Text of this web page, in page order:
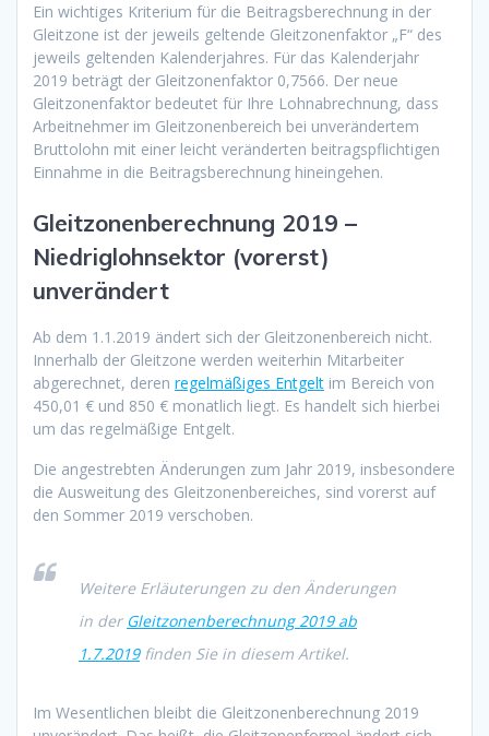
Ein wichtiges Kriterium für die Beitragsberechnung in der
Gleitzone ist der jeweils geltende Gleitzonenfaktor „F“ des
jeweils geltenden Kalenderjahres. Für das Kalenderjahr
2019 beträgt der Gleitzonenfaktor 0,7566. Der neue
Gleitzonenfaktor bedeutet für Ihre Lohnabrechnung, dass
Arbeitnehmer im Gleitzonenbereich bei unverändertem
Bruttolohn mit einer leicht veränderten beitragspflichtigen
Einnahme in die Beitragsberechnung hineingehen.
Gleitzonenberechnung 2019 –
Niedriglohnsektor (vorerst)
unverändert
Ab dem 1.1.2019 ändert sich der Gleitzonenbereich nicht.
Innerhalb der Gleitzone werden weiterhin Mitarbeiter
abgerechnet, deren regelmäßiges Entgelt im Bereich von
450,01 € und 850 € monatlich liegt. Es handelt sich hierbei
um das regelmäßige Entgelt.
Die angestrebten Änderungen zum Jahr 2019, insbesondere
die Ausweitung des Gleitzonenbereiches, sind vorerst auf
den Sommer 2019 verschoben.
Weitere Erläuterungen zu den Änderungen
in der Gleitzonenberechnung 2019 ab
1.7.2019finden Sie in diesem Artikel.
Im Wesentlichen bleibt die Gleitzonenberechnung 2019